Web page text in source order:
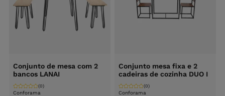
Conjunto de mesa com 2
bancos LANAI
Conforama
(0)
Conjunto mesa fixa e 2
cadeiras de cozinha DUO I
Conforama
(0)